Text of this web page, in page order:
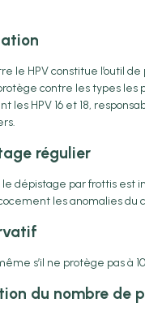
le HPV constitue l’outil
contre les types les
les HPV 16 et 18,
régulier
dépistage par frottis est
les anomalies du
s’il ne protège pas à
du nombre de